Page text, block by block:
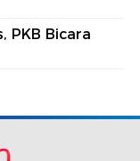
PKB Bicara